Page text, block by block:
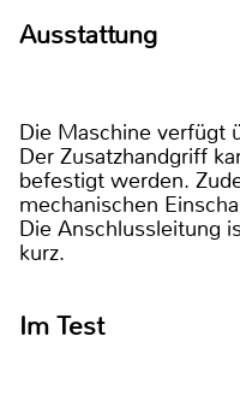
Ausstattung
Die Maschine verfügt
Der Zusatzhandgriff
befestigt werden.
mechanischen
Die Anschlussleitung
kurz.
Im Test